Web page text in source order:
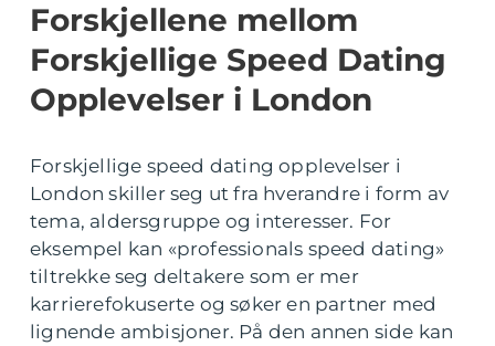
Forskjellene mellom
Forskjellige Speed Dating
Opplevelser i London
Forskjellige speed dating opplevelser i
London skiller seg ut fra hverandre i form av
tema, aldersgruppe og interesser. For
eksempel kan «professionals speed dating»
tiltrekke seg deltakere som er mer
karrierefokuserte og søker en partner med
lignende ambisjoner. På den annen side kan